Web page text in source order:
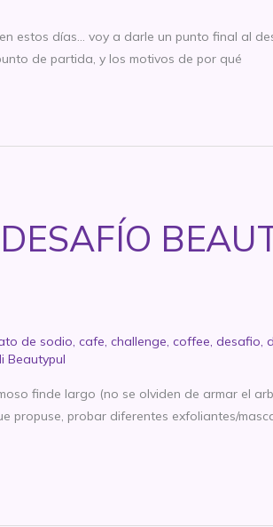
días… voy a darle un punto final al
de partida, y los motivos de por qué
de sodio, cafe, challenge, coffee, desafio,
Beautypul
finde largo (no se olviden de armar el
propuse, probar diferentes exfoliantes/